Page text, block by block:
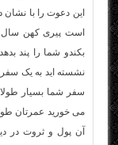
این دعوت را با
است پیری کهن سال
بکندو شما را پند
نشسته اید به یک سفر
سفر شما بسیار
می خورید عمرتان
آن پول و ثروت در